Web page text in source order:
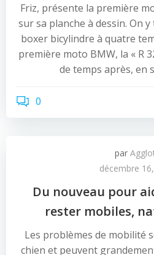
Friz, présente la première
sur sa planche à dessin. On
boxer bicylindre à quatre
première moto BMW, la « R
de temps après, en
0
par
décembre
Du nouveau pour
rester mobiles,
Les problèmes de mobilité
chien et peuvent